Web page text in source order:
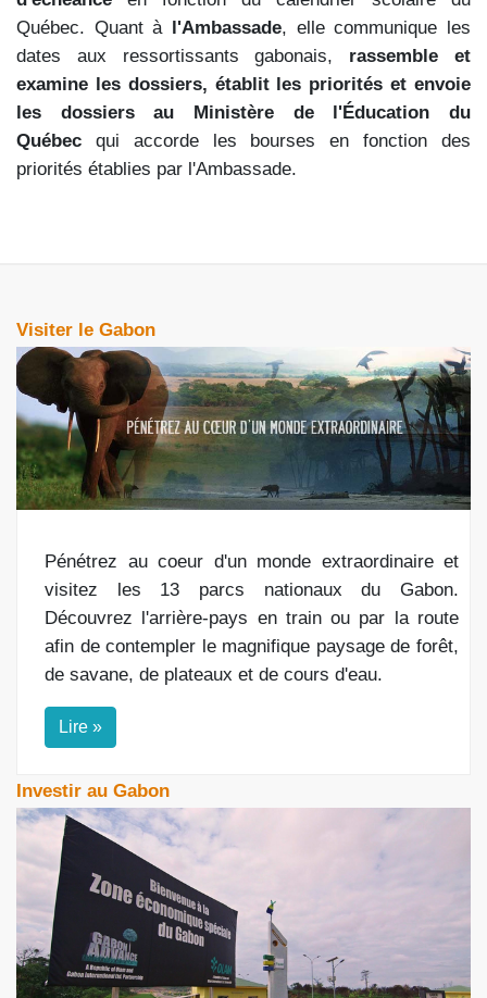
Québec. Quant à l'Ambassade, elle communique les
dates aux ressortissants gabonais, rassemble et
examine les dossiers, établit les priorités et envoie
les dossiers au Ministère de l'Éducation du
Québec qui accorde les bourses en fonction des
priorités établies par l'Ambassade.
Visiter le Gabon
Pénétrez au coeur d'un monde extraordinaire et
visitez les 13 parcs nationaux du Gabon.
Découvrez l'arrière-pays en train ou par la route
afin de contempler le magnifique paysage de forêt,
de savane, de plateaux et de cours d'eau.
Lire »
Investir au Gabon